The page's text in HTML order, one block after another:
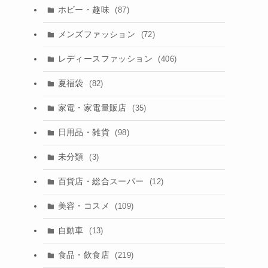
ホビー・趣味 (87)
メンズファッション (72)
レディースファッション (406)
夏福袋 (82)
家電・家電量販店 (35)
日用品・雑貨 (98)
未分類 (3)
百貨店・総合スーパー (12)
美容・コスメ (109)
自動車 (13)
食品・飲食店 (219)